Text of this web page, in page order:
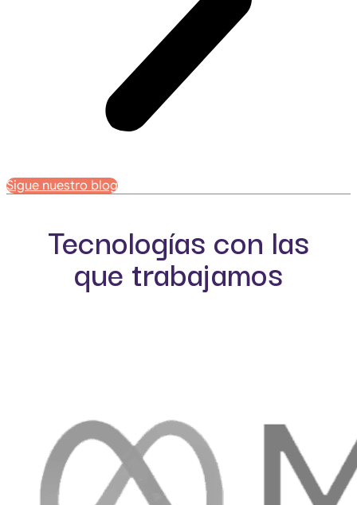
Sigue nuestro blog
Tecnologías con las
que trabajamos